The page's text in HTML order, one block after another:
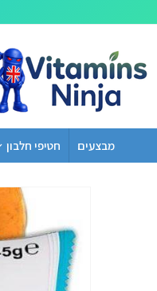
מבצעים חטיפי חלבון